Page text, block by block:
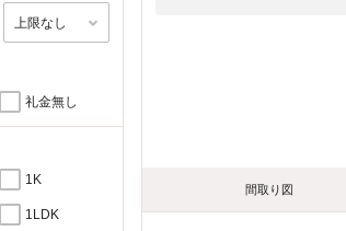
礼金無し
1K
1LDK
間取り図